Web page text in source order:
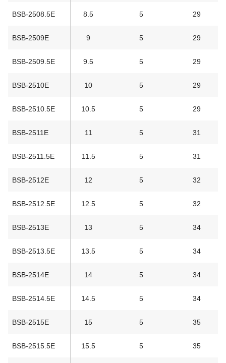
BSB-2508.5E 8.5 5 29
BSB-2509E 9 5 29
BSB-2509.5E 9.5 5 29
BSB-2510E 10 5 29
BSB-2510.5E 10.5 5 29
BSB-2511E 11 5 31
BSB-2511.5E 11.5 5 31
BSB-2512E 12 5 32
BSB-2512.5E 12.5 5 32
BSB-2513E 13 5 34
BSB-2513.5E 13.5 5 34
BSB-2514E 14 5 34
BSB-2514.5E 14.5 5 34
BSB-2515E 15 5 35
BSB-2515.5E 15.5 5 35